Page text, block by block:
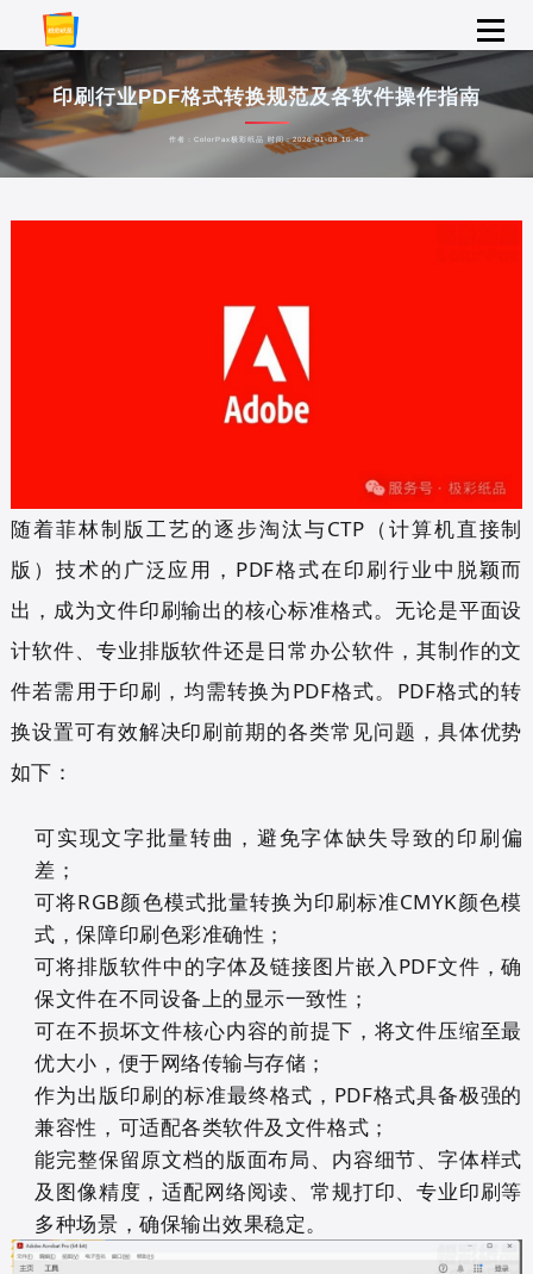
印刷行业PDF格式转换规范及各软件操作指南
作者：ColorPax极彩纸品 时间：2026-01-08 10:43
随着菲林制版工艺的逐步淘汰与CTP（计算机直接制
版）技术的广泛应用，PDF格式在印刷行业中脱颖而
出，成为文件印刷输出的核心标准格式。无论是平面设
计软件、专业排版软件还是日常办公软件，其制作的文
件若需用于印刷，均需转换为PDF格式。PDF格式的转
换设置可有效解决印刷前期的各类常见问题，具体优势
如下：
可实现文字批量转曲，避免字体缺失导致的印刷偏
差；
可将RGB颜色模式批量转换为印刷标准CMYK颜色模
式，保障印刷色彩准确性；
可将排版软件中的字体及链接图片嵌入PDF文件，确
保文件在不同设备上的显示一致性；
可在不损坏文件核心内容的前提下，将文件压缩至最
优大小，便于网络传输与存储；
作为出版印刷的标准最终格式，PDF格式具备极强的
兼容性，可适配各类软件及文件格式；
能完整保留原文档的版面布局、内容细节、字体样式
及图像精度，适配网络阅读、常规打印、专业印刷等
多种场景，确保输出效果稳定。